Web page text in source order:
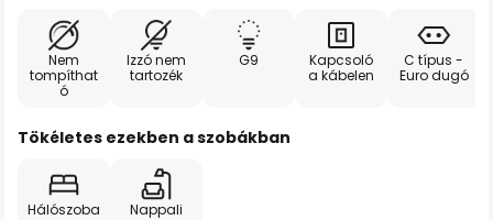
Nem
tompíthat
ó
Izzó nem
tartozék
G9
Kapcsoló
a kábelen
C típus -
Euro dugó
Tökéletes ezekben a szobákban
Hálószoba Nappali